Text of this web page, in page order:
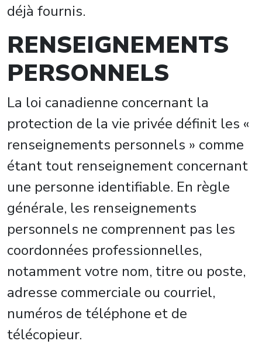
déjà fournis.
RENSEIGNEMENTS
PERSONNELS
La loi canadienne concernant la
protection de la vie privée définit les «
renseignements personnels » comme
étant tout renseignement concernant
une personne identifiable. En règle
générale, les renseignements
personnels ne comprennent pas les
coordonnées professionnelles,
notamment votre nom, titre ou poste,
adresse commerciale ou courriel,
numéros de téléphone et de
télécopieur.